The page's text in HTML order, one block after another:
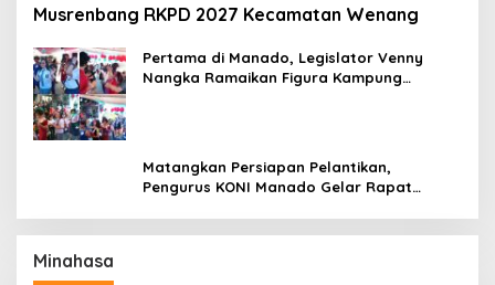
Musrenbang RKPD 2027 Kecamatan Wenang
Pertama di Manado, Legislator Venny
Nangka Ramaikan Figura Kampung
Matangkan Persiapan Pelantikan,
Pengurus KONI Manado Gelar Rapat
Minahasa